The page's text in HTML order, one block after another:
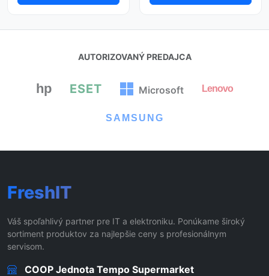
AUTORIZOVANÝ PREDAJCA
hp ESET Microsoft Lenovo
SAMSUNG
FreshIT
Váš spoľahlivý partner pre IT a elektroniku. Ponúkame široký
sortiment produktov za najlepšie ceny s profesionálnym
servisom.
COOP Jednota Tempo Supermarket